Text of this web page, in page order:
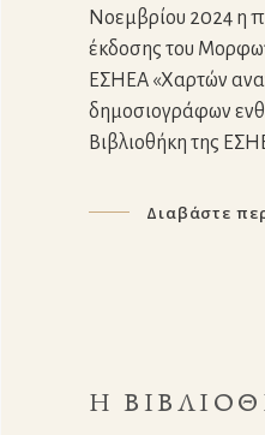
Νοεμβρίου 2024 η
έκδοσης του
ΕΣΗΕΑ «Χαρτών
δημοσιογράφων
Βιβλιοθήκη της
Διαβάστε
Η